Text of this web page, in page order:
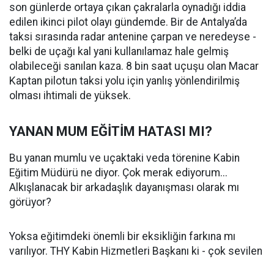
son günlerde ortaya çıkan çakralarla oynadığı iddia
edilen ikinci pilot olayı gündemde. Bir de Antalya’da
taksi sırasında radar antenine çarpan ve neredeyse -
belki de uçağı kal yani kullanılamaz hale gelmiş
olabileceği sanılan kaza. 8 bin saat uçuşu olan Macar
Kaptan pilotun taksi yolu için yanlış yönlendirilmiş
olması ihtimali de yüksek.
YANAN MUM EĞİTİM HATASI MI?
Bu yanan mumlu ve uçaktaki veda törenine Kabin
Eğitim Müdürü ne diyor. Çok merak ediyorum...
Alkışlanacak bir arkadaşlık dayanışması olarak mı
görüyor?
Yoksa eğitimdeki önemli bir eksikliğin farkına mı
varılıyor. THY Kabin Hizmetleri Başkanı ki - çok sevilen